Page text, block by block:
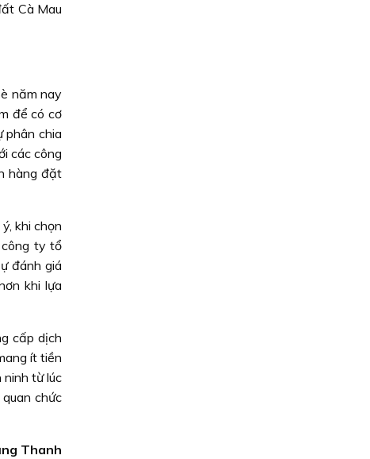
Cà Mau
năm nay
để có cơ
phân chia
các công
hàng đặt
khi chọn
công ty tổ
đánh giá
khi lựa
cấp dịch
ít tiền
từ lúc
chức
Thanh